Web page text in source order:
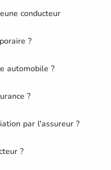
conducteur
?
automobile ?
?
par l'assureur ?
?